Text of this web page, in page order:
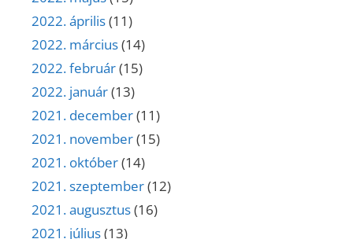
2022. április(11)
2022. március(14)
2022. február(15)
2022. január(13)
2021. december(11)
2021. november(15)
2021. október(14)
2021. szeptember(12)
2021. augusztus(16)
2021. július(13)